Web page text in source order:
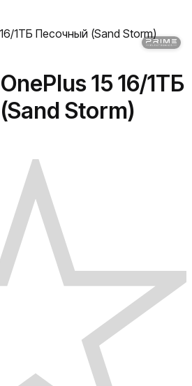
1ТБ Песочный (Sand Storm)
15 16/1ТБ
Storm)